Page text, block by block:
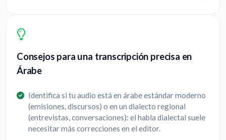
Consejos para una transcripción precisa en
Árabe
Identifica si tu audio está en árabe estándar moderno
(emisiones, discursos) o en un dialecto regional
(entrevistas, conversaciones): el habla dialectal suele
necesitar más correcciones en el editor.